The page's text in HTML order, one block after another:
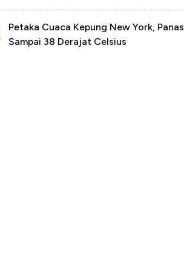
Petaka Cuaca Kepung New York, Panas
Sampai 38 Derajat Celsius